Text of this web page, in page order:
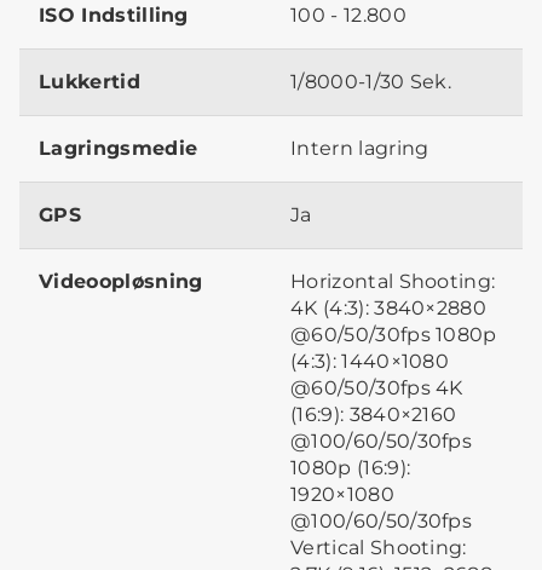
ISO Indstilling 100 - 12.800
Lukkertid 1/8000-1/30 Sek.
Lagringsmedie Intern lagring
GPS Ja
Videoopløsning
Horizontal Shooting:
4K (4:3): 3840×2880
@60/50/30fps 1080p
(4:3): 1440×1080
@60/50/30fps 4K
(16:9): 3840×2160
@100/60/50/30fps
1080p (16:9):
1920×1080
@100/60/50/30fps
Vertical Shooting: